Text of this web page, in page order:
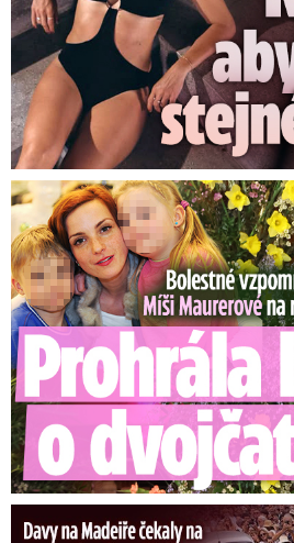
Bolestné vzpomínky Míši Maurerové:
Ronaldova »svatba« pobláznila